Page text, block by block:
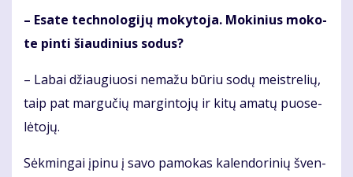
– Esa­te tech­no­lo­gi­jų mo­ky­to­ja. Mo­ki­nius mo­ko­
te pin­ti šiau­di­nius so­dus?
– La­bai džiau­giuo­si ne­ma­žu bū­riu so­dų meist­re­lių,
taip pat mar­gu­čių mar­gin­to­jų ir ki­tų ama­tų puo­se­
lė­to­jų.
Sėk­min­gai įpi­nu į sa­vo pa­mo­kas ka­len­do­ri­nių šven­